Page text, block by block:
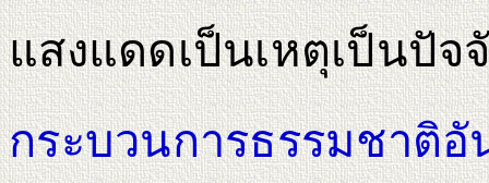
แสงแดดเป็นเหตุเป็นปัจ
กระบวนการธรรมชาติ